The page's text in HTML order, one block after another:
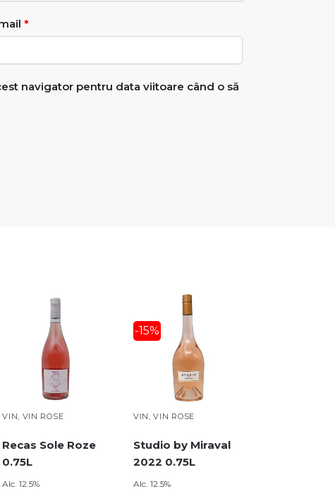
*
navigator pentru data viitoare când o să
VIN VIN ROSE
Recas Sole Roze
0.75L
Alc. 12.5%
-15%
VIN ,VIN ROSE
Studio by Miraval
2022 0.75L
Alc. 12.5%